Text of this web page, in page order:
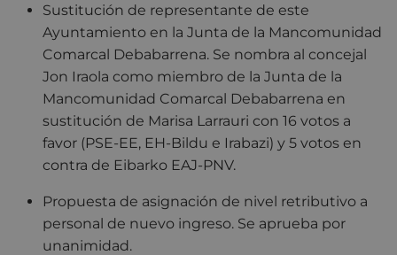
Sustitución de representante de este
Ayuntamiento en la Junta de la Mancomunidad
Comarcal Debabarrena. Se nombra al concejal
Jon Iraola como miembro de la Junta de la
Mancomunidad Comarcal Debabarrena en
sustitución de Marisa Larrauri con 16 votos a
favor (PSE-EE, EH-Bildu e Irabazi) y 5 votos en
contra de Eibarko EAJ-PNV.
Propuesta de asignación de nivel retributivo a
personal de nuevo ingreso. Se aprueba por
unanimidad.